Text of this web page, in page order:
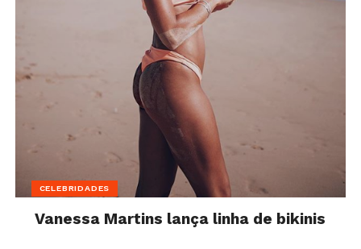
CELEBRIDADES
Vanessa Martins lança linha de bikinis